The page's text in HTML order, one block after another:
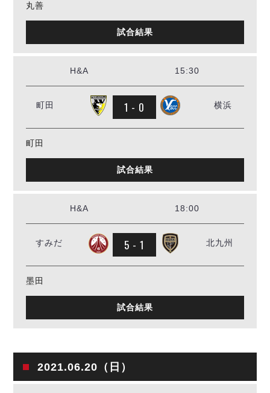
丸善
試合結果
H&A 15:30
町田 1 - 0 横浜
町田
試合結果
H&A 18:00
すみだ 5 - 1 北九州
墨田
試合結果
2021.06.20（日）